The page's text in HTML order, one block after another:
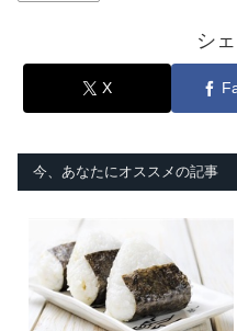
シ
X
今、あなたにオススメの記事